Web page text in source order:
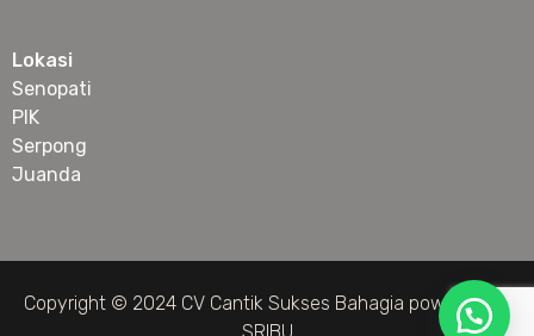
Lokasi
Senopati
PIK
Serpong
Juanda
Copyright © 2024 CV Cantik Sukses Bahagia powered by